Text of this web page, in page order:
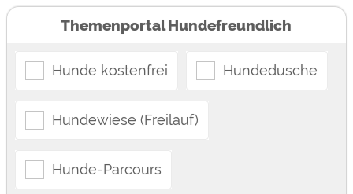
Themenportal Hundefreundlich
Hunde kostenfrei Hundedusche
Hundewiese (Freilauf)
Hunde-Parcours